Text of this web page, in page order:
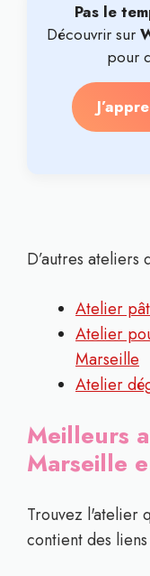
Pas le
Découvrir sur
pour
D’autres ateliers
Atelier
Atelier
Marseille
Atelier
Meilleurs
Marseille
Trouvez l'atelier
contient des